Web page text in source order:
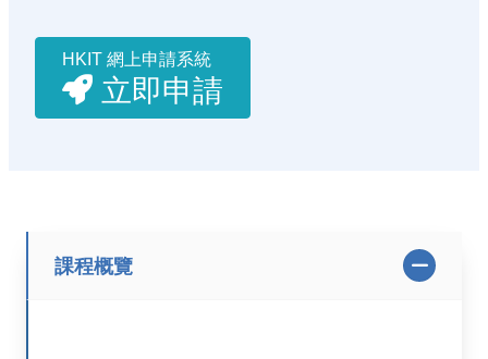
HKIT 網上申請系統
立即申請
課程概覽